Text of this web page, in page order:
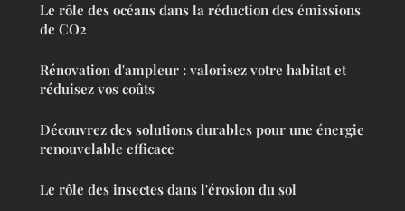
Le rôle des océans dans la réduction des émissions
de CO2
Rénovation d'ampleur : valorisez votre habitat et
réduisez vos coûts
Découvrez des solutions durables pour une énergie
renouvelable efficace
Le rôle des insectes dans l'érosion du sol